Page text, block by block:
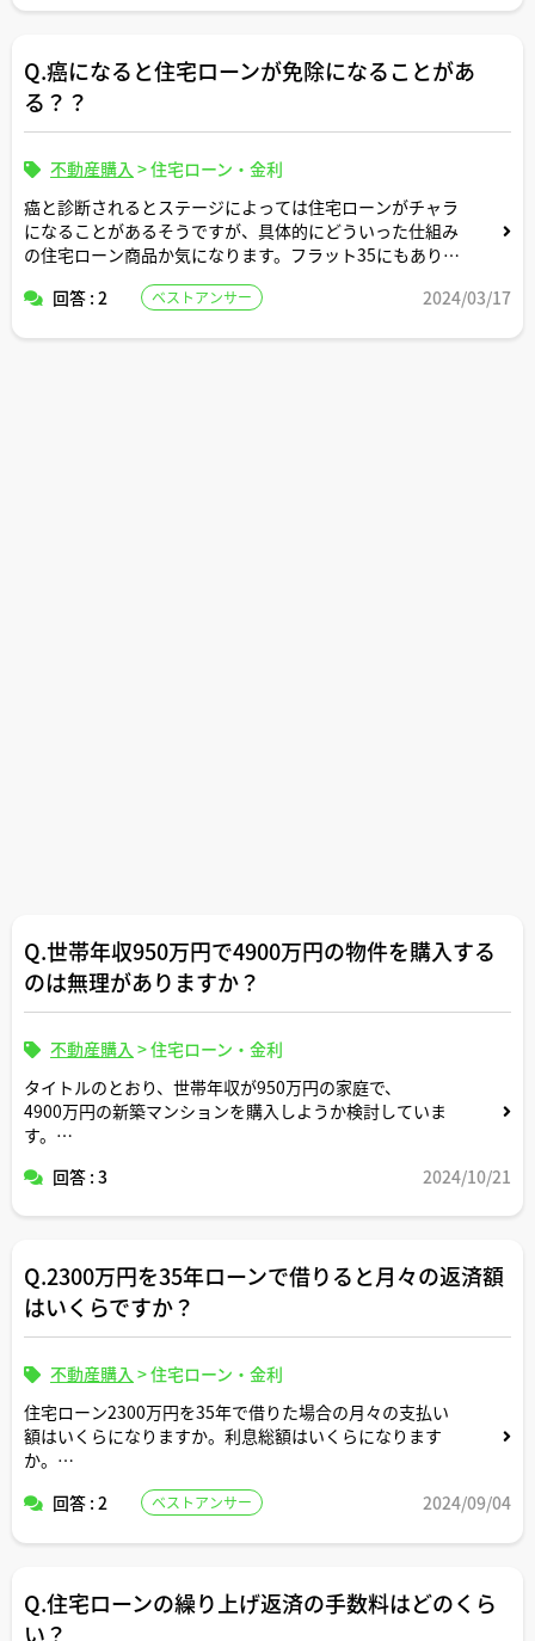
Q.癌になると住宅ローンが免除になることがあ
る？？
不動産購入 >住宅ローン・金利
癌と診断されるとステージによっては住宅ローンがチャラ
になることがあるそうですが、具体的にどういった仕組み
の住宅ローン商品か気になります。フラット35にもありま
回答 : 2
ベストアンサー 2024/03/17
Q.世帯年収950万円で4900万円の物件を購入する
のは無理がありますか？
不動産購入 >住宅ローン・金利
タイトルのとおり、世帯年収が950万円の家庭で、
4900万円の新築マンションを購入しようか検討していま
す。
妻:29歳、公務員、年収450万円
貯蓄:約700万円
です。
不動産営業の方や、不動産会社と提携してるFPの方が言う
すが、
ました。
よろしくお願いします。
回答 : 3 2024/10/21
Q.2300万円を35年ローンで借りると月々の返済額
はいくらですか？
不動産購入 >住宅ローン・金利
住宅ローン2300万円を35年で借りた場合の月々の支払い
額はいくらになりますか。利息総額はいくらになります
か。
返済条件や金利条件等は適当な形で設定していただいて構
回答 : 2 ベストアンサー 2024/09/04
Q.住宅ローンの繰り上げ返済の手数料はどのくら
い？